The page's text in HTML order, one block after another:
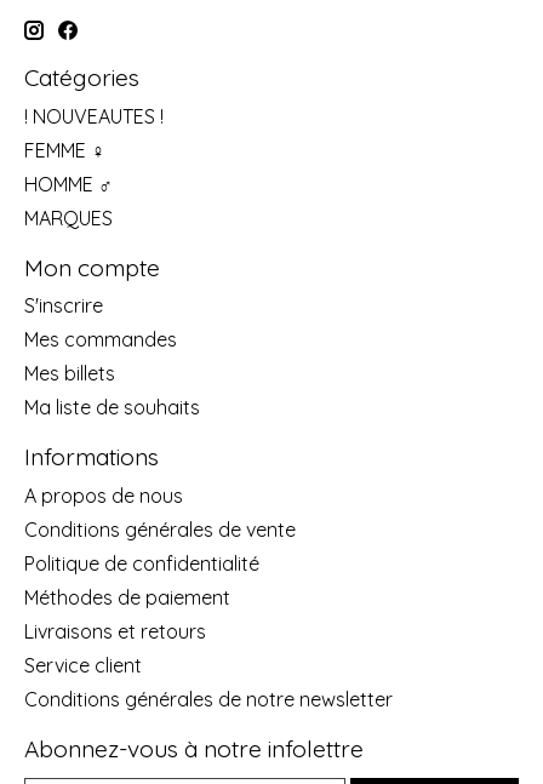
Catégories
! NOUVEAUTES !
FEMME ♀
HOMME ♂
MARQUES
Mon compte
S'inscrire
Mes commandes
Mes billets
Ma liste de souhaits
Informations
A propos de nous
Conditions générales de vente
Politique de confidentialité
Méthodes de paiement
Livraisons et retours
Service client
Conditions générales de notre newsletter
Abonnez-vous à notre infolettre